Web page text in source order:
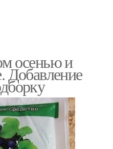
осенью и
Добавление